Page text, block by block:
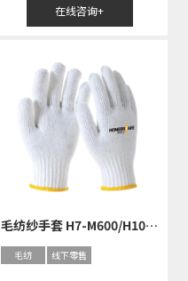
在线咨询+
毛纺纱手套 H7-M600/H10-M600
毛纺 线下零售